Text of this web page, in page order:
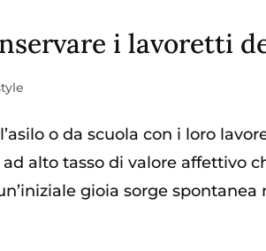
i lavoretti
o da scuola con i loro
alto tasso di valore affettivo
gioia sorge spontanea